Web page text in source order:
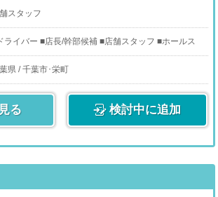
様ご指定の場所に送迎するお仕事です。
務委託契約となります。
客様と接することはありません。
スタッフ
ライバー ■店長/幹部候補 ■店舗スタッフ ■ホールス
フ
県 / 千葉市･栄町
る 検討中に追加